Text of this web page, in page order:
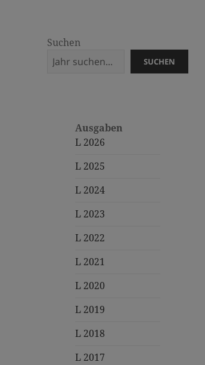
Suchen
SUCHEN
Ausgaben
L 2026
L 2025
L 2024
L 2023
L 2022
L 2021
L 2020
L 2019
L 2018
L 2017